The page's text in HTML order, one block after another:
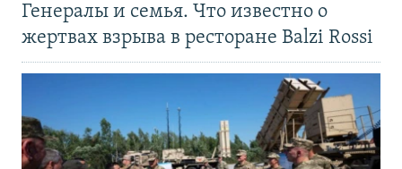
Генералы и семья. Что известно о
жертвах взрыва в ресторане Balzi Rossi